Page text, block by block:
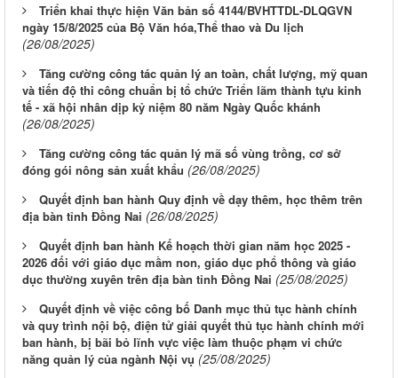
Triển khai thực hiện Văn bản số 4144/BVHTTDL-DLQGVN
ngày 15/8/2025 của Bộ Văn hóa,Thể thao và Du lịch
(26/08/2025)
Tăng cường công tác quản lý an toàn, chất lượng, mỹ quan
và tiến độ thi công chuẩn bị tổ chức Triển lãm thành tựu kinh
tế - xã hội nhân dịp kỷ niệm 80 năm Ngày Quốc khánh
(26/08/2025)
Tăng cường công tác quản lý mã số vùng trồng, cơ sở
đóng gói nông sản xuất khẩu (26/08/2025)
Quyết định ban hành Quy định về dạy thêm, học thêm trên
địa bàn tỉnh Đồng Nai (26/08/2025)
Quyết định ban hành Kế hoạch thời gian năm học 2025 -
2026 đối với giáo dục mầm non, giáo dục phổ thông và giáo
dục thường xuyên trên địa bàn tỉnh Đồng Nai (25/08/2025)
Quyết định về việc công bố Danh mục thủ tục hành chính
và quy trình nội bộ, điện tử giải quyết thủ tục hành chính mới
ban hành, bị bãi bỏ lĩnh vực việc làm thuộc phạm vi chức
năng quản lý của ngành Nội vụ (25/08/2025)